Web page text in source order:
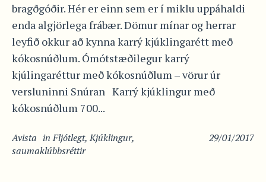
bragðgóðir. Hér er einn sem er í miklu uppáhaldi
enda algjörlega frábær. Dömur mínar og herrar
leyfið okkur að kynna karrý kjúklingarétt með
kókosnúðlum. Ómótstæðilegur karrý
kjúlingaréttur með kókosnúðlum – vörur úr
versluninni Snúran Karrý kjúklingur með
kókosnúðlum 700...
29/01/2017
Avista inFljótlegt,Kjúklingur,
saumaklúbbsréttir